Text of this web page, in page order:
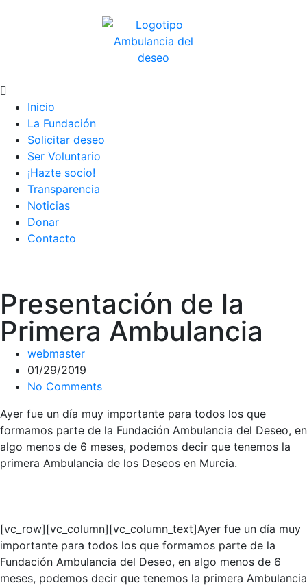
Inicio
La Fundación
Solicitar deseo
Ser Voluntario
¡Hazte socio!
Transparencia
Noticias
Donar
Contacto
Presentación de la
Primera Ambulancia
webmaster
01/29/2019
No Comments
Ayer fue un día muy importante para todos los que
formamos parte de la Fundación Ambulancia del Deseo, en
algo menos de 6 meses, podemos decir que tenemos la
primera Ambulancia de los Deseos en Murcia.
[vc_row][vc_column][vc_column_text]Ayer fue un día muy
importante para todos los que formamos parte de la
Fundación Ambulancia del Deseo, en algo menos de 6
meses, podemos decir que tenemos la primera Ambulancia